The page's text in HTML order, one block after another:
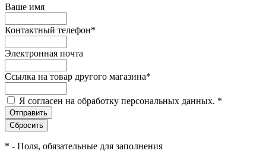
Ваше имя
Контактный телефон*
Электронная почта
Ссылка на товар другого магазина*
Я согласен на обработку персональных данных. *
* - Поля, обязательные для заполнения